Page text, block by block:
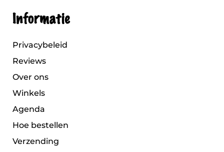
Informatie
Privacybeleid
Reviews
Over ons
Winkels
Agenda
Hoe bestellen
Verzending